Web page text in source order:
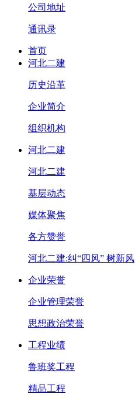
公司地址
通讯录
首页
河北二建
历史沿革
企业简介
组织机构
河北二建
河北二建
基层动态
媒体聚焦
各方赞誉
河北二建:纠“四风” 树新风
企业荣誉
企业管理荣誉
思想政治荣誉
工程业绩
鲁班奖工程
精品工程